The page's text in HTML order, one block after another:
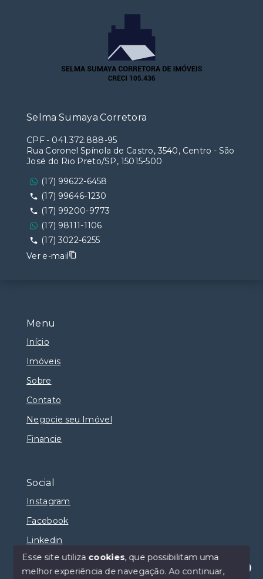
Menu
Início
Imóveis
Sobre
Contato
Negocie seu Imóvel
Financie
Social
Instagram
Facebook
Linkedin
Selma Sumaya Corretora
CPF- 041.372.888-95
Rua Coronel Spínola de Castro, 3540, Centro - São
José do Rio Preto/SP, 15015-500
(17) 99622-6458
(17) 99646-1230
(17) 99200-9773
(17) 98111-1106
(17) 3022-6255
Ver e-mail
Esse site utiliza cookies, que possibilitam uma
melhor experiência de navegação.Ao continuar,